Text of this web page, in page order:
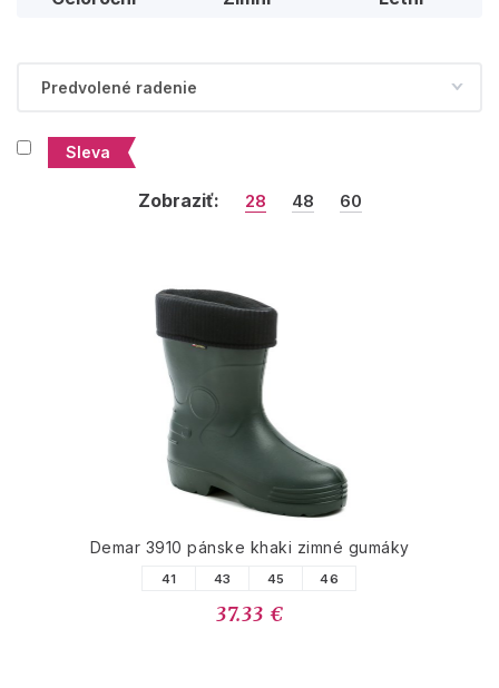
Sleva
Zobraziť: 28 48 60
Demar 3910 pánske khaki zimné gumáky
41 43 45 46
37.33 €